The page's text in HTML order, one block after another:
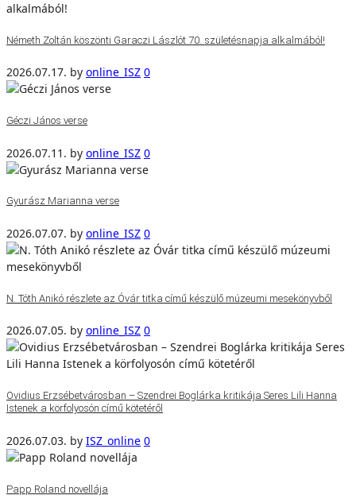
Németh Zoltán köszönti Garaczi Lászlót 70. születésnapja alkalmából!
2026.07.17. by online_ISZ 0
Géczi János verse
2026.07.11. by online_ISZ 0
Gyurász Marianna verse
2026.07.07. by online_ISZ 0
N. Tóth Anikó részlete az Óvár titka című készülő múzeumi mesekönyvből
2026.07.05. by online_ISZ 0
Ovidius Erzsébetvárosban – Szendrei Boglárka kritikája Seres Lili Hanna
Istenek a körfolyosón című kötetéről
2026.07.03. by ISZ_online 0
Papp Roland novellája